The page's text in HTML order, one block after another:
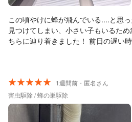
この頃やけに蜂が飛んでいる....と思
見つけてしまい、小さい子もいるた
ちらに辿り着きました！ 前日の遅い
わらず、お返事も早く急遽翌日にご
きて安心です...(T ^ T) 来年からの対策
速にご対応いただき、本当にありがと
1週間前・匿名さん
害虫駆除 / 蜂の巣駆除